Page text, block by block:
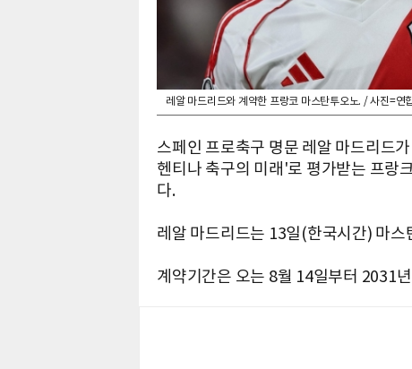
레알 마드리드와 계약한 프랑코 마스탄투오노. / 사진=연
스페인 프로축구 명문 레알 마드리드
헨티나 축구의 미래'로 평가받는 프랑
다.
레알 마드리드는 13일(한국시간) 마
계약기간은 오는 8월 14일부터 2031